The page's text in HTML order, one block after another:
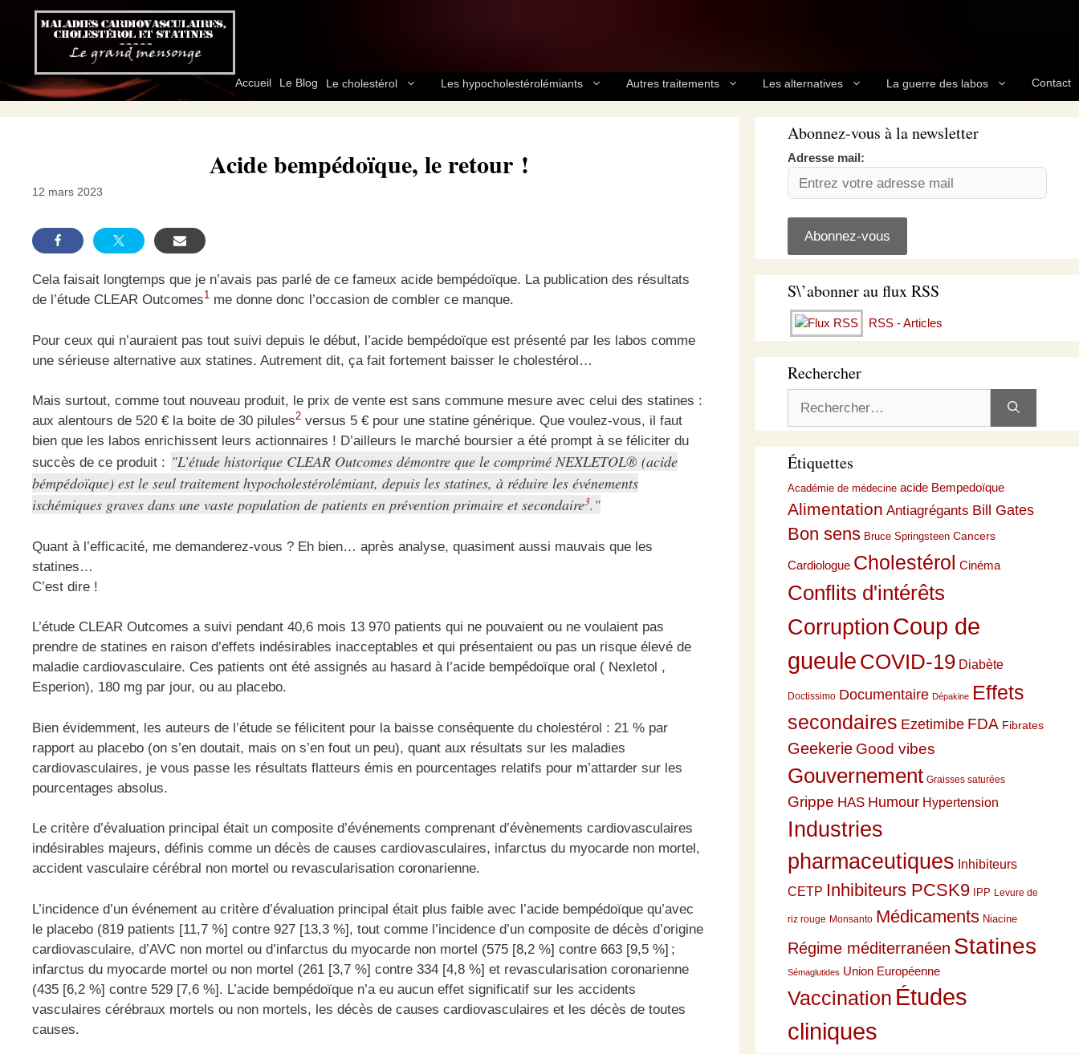
Accueil Le Blog Le cholestérol Les hypocholestérolémiants Autres traitements Les alternatives La guerre des labos Contact
Acide bempédoïque, le retour !
12 mars 2023
Cela faisait longtemps que je n’avais pas parlé de ce fameux acide bempédoïque. La publication des résultats
de l’étude CLEAR Outcomes1 me donne donc l’occasion de combler ce manque.
Pour ceux qui n’auraient pas tout suivi depuis le début, l’acide bempédoïque est présenté par les labos comme
une sérieuse alternative aux statines. Autrement dit, ça fait fortement baisser le cholestérol…
Mais surtout, comme tout nouveau produit, le prix de vente est sans commune mesure avec celui des statines :
aux alentours de 520 € la boite de 30 pilules2 versus 5 € pour une statine générique. Que voulez-vous, il faut
bien que les labos enrichissent leurs actionnaires ! D’ailleurs le marché boursier a été prompt à se féliciter du
succès de ce produit :
L’étude historique CLEAR Outcomes démontre que le comprimé NEXLETOL® (acide
bémpédoïque) est le seul traitement hypocholestérolémiant, depuis les statines, à réduire les événements
ischémiques graves dans une vaste population de patients en prévention primaire et secondaire3.
Quant à l’efficacité, me demanderez-vous ? Eh bien… après analyse, quasiment aussi mauvais que les
statines…
C’est dire !
L’étude CLEAR Outcomes a suivi pendant 40,6 mois 13 970 patients qui ne pouvaient ou ne voulaient pas
prendre de statines en raison d’effets indésirables inacceptables et qui présentaient ou pas un risque élevé de
maladie cardiovasculaire. Ces patients ont été assignés au hasard à l’acide bempédoïque oral ( Nexletol ,
Esperion), 180 mg par jour, ou au placebo.
Bien évidemment, les auteurs de l’étude se félicitent pour la baisse conséquente du cholestérol : 21 % par
rapport au placebo (on s’en doutait, mais on s’en fout un peu), quant aux résultats sur les maladies
cardiovasculaires, je vous passe les résultats flatteurs émis en pourcentages relatifs pour m’attarder sur les
pourcentages absolus.
Le critère d’évaluation principal était un composite d’événements comprenant d’évènements cardiovasculaires
indésirables majeurs, définis comme un décès de causes cardiovasculaires, infarctus du myocarde non mortel,
accident vasculaire cérébral non mortel ou revascularisation coronarienne.
L’incidence d’un événement au critère d’évaluation principal était plus faible avec l’acide bempédoïque qu’avec
le placebo (819 patients [11,7 %] contre 927 [13,3 %], tout comme l’incidence d’un composite de décès d’origine
cardiovasculaire, d’AVC non mortel ou d’infarctus du myocarde non mortel (575 [8,2 %] contre 663 [9,5 %] ;
infarctus du myocarde mortel ou non mortel (261 [3,7 %] contre 334 [4,8 %] et revascularisation coronarienne
(435 [6,2 %] contre 529 [7,6 %]. L’acide bempédoïque n’a eu aucun effet significatif sur les accidents
vasculaires cérébraux mortels ou non mortels, les décès de causes cardiovasculaires et les décès de toutes
causes.
Abonnez-vous à la newsletter
Adresse mail:
S\’abonner au flux RSS
RSS - Articles
Rechercher
Étiquettes
Académie de médecine acide Bempedoïque
Alimentation Antiagrégants Bill Gates
Bon sens Bruce Springsteen Cancers
Cardiologue Cholestérol Cinéma
Conflits d'intérêts
CorruptionCoup de
gueule COVID-19 Diabète
Doctissimo Documentaire Dépakine Effets
secondaires Ezetimibe FDA Fibrates
Geekerie Good vibes
Gouvernement Graisses saturées
Grippe HAS Humour Hypertension
Industries
pharmaceutiques Inhibiteurs
CETP Inhibiteurs PCSK9 IPP Levure de
riz rouge Monsanto Médicaments Niacine
Régime méditerranéen Statines
Sémaglutides Union Européenne
Vaccination Études
cliniques